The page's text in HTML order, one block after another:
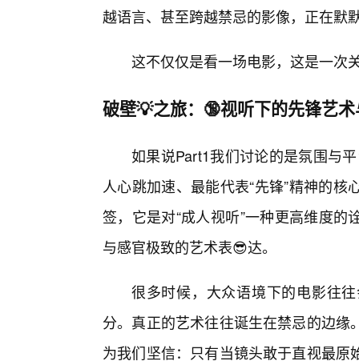
越语言、甚至跨越禁忌的影像，正在默
这不仅仅是看一场电影，这是一次
破壁💡之旅：🔞视听下的先锋艺
如果说Part1我们讨论的是氛围与
人心跳加速、最能代表“先锋”精神的
签，它是对“成人视听”一种更高维度
与感官极致的艺术表😎达。
很多时候，大众语境下的电影往
分。真正的艺术往往诞生在禁忌的边
为我们坚信：只有当镜头敢于直视最